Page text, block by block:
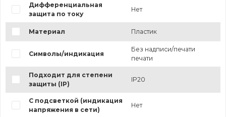
Дифференциальная
защита по току
Нет
Материал Пластик
Символы/индикация
Без надписи/печати
печати
Подходит для степени
защиты (IP)
IP20
С подсветкой (индикация
напряжения в сети)
Нет